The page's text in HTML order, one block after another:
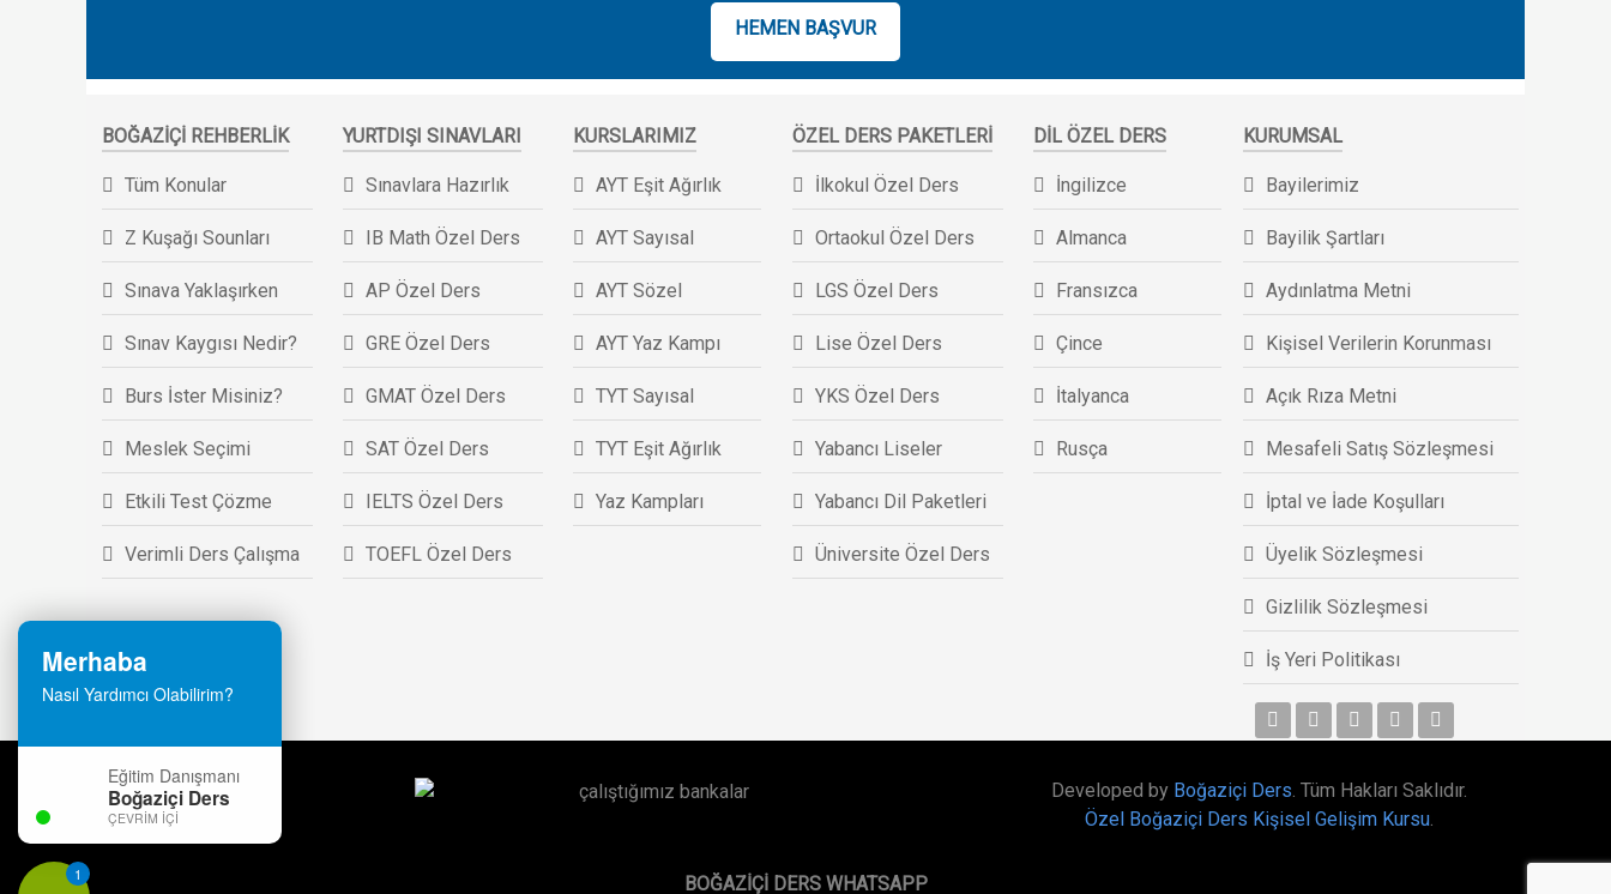
HEMEN BAŞVUR
BOĞAZIÇI REHBERLIK
Tüm Konular
Z Kuşağı Sounları
Sınava Yaklaşırken
Sınav Kaygısı Nedir?
Burs İster Misiniz?
Meslek Seçimi
Etkili Test Çözme
Verimli Ders Çalışma
YURTDIŞI SINAVLARI
Sınavlara Hazırlık
IB Math Özel Ders
AP Özel Ders
GRE Özel Ders
GMAT Özel Ders
SAT Özel Ders
IELTS Özel Ders
TOEFL Özel Ders
KURSLARIMIZ
AYT Eşit Ağırlık
AYT Sayısal
AYT Sözel
AYT Yaz Kampı
TYT Sayısal
TYT Eşit Ağırlık
Yaz Kampları
ÖZEL DERS PAKETLERI
İlkokul Özel Ders
Ortaokul Özel Ders
LGS Özel Ders
Lise Özel Ders
YKS Özel Ders
Yabancı Liseler
Yabancı Dil Paketleri
Üniversite Özel Ders
DIL ÖZEL DERS
İngilizce
Almanca
Fransızca
Çince
İtalyanca
Rusça
KURUMSAL
Bayilerimiz
Bayilik Şartları
Aydınlatma Metni
Kişisel Verilerin Korunması
Açık Rıza Metni
Mesafeli Satış Sözleşmesi
İptal ve İade Koşulları
Üyelik Sözleşmesi
Gizlilik Sözleşmesi
İş Yeri Politikası
Developed by Boğaziçi Ders . Tüm Hakları Saklıdır.
Özel Boğaziçi Ders Kişisel Gelişim Kursu.
BOĞAZIÇI DERS WHATSAPP
1
Merhaba
Nasıl Yardımcı Olabilirim?
Eğitim Danışmanı
Boğaziçi Ders
ÇEVRIM İÇI